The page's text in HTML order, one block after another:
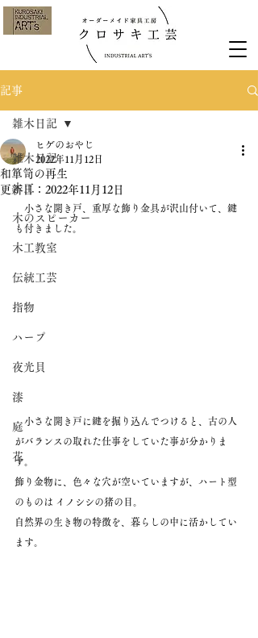
記事
雑木日記
木工
木のスピーカー
木工教室
伝統工芸
指物
ハープ
夜光貝
漆
庭
花
雑木日記
和箪笥の再生
ヒゲのおやじ
2022年11月12日
更新日： 2022年11月12日
小さな開き戸、重厚な飾り金具が沢山付いて、鍵
も付きました。
小さな開き戸に鍵を掘り込んでつけると、古の人
がバランスの取れた仕事をしていた事が分かりま
す。
飾り金物に、色々な穴が空いていますが、ハート型
のものは イノシシの猪の目。
自然界の生き物の特徴を、暮らしの中に活かしてい
ます。